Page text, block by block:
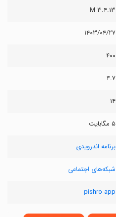
۳.۴.۱۳ M
۱۴۰۳/۰۴/۲۷
۴۰۰
۴.۷
۱۴
۵ مگابایت
برنامه اندرویدی
شبکه‌های اجتماعی
pishro app